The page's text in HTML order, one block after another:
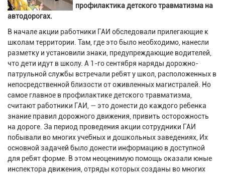
профилактика детского травматизма на
автодорогах.
В начале акции работники ГАИ обследовали прилегающие к
школам территории. Там, где это было необходимо, нанесли
разметку и установили знаки, предупреждающие водителей,
что дети идут в школу. А 1-го сентября наряды дорожно-
патрульной службы встречали ребят у школ, расположенных в
непосредственной близости от оживленных магистралей. Но
самое главное в профилактике детского травматизма,
считают работники ГАИ, — это донести до каждого ребенка
знание правил дорожного движения, привить осторожность
на дороге. За период проведения акции сотрудники ГАИ
побывали во многих учебных и дошкольных заведениях, Их
основной задачей было донести информацию в доступной
для ребят форме. В этом неоценимую помощь оказали юные
инспектора движения, отряды которых созданы во многих